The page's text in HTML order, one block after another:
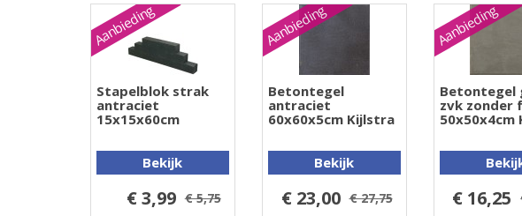
Aanbieding
Stapelblok strak
antraciet
15x15x60cm
Bekijk
€ 3,99 € 5,75
Aanbieding
Betontegel
antraciet
60x60x5cm Kijlstra
Bekijk
€ 23,00 € 27,75
Aanbieding
Betontegel
zvk zonder
50x50x4cm
€ 16,25